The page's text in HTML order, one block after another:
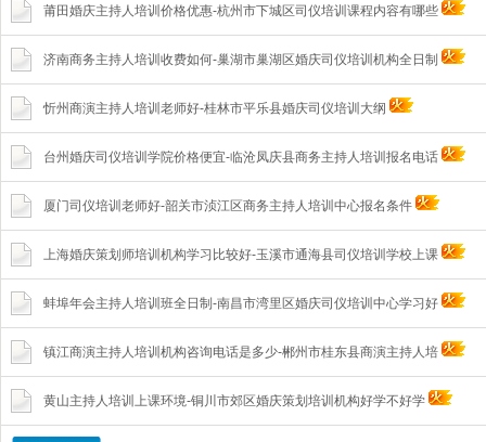
莆田婚庆主持人培训价格优惠-杭州市下城区司仪培训课程内容有哪些
济南商务主持人培训收费如何-巢湖市巢湖区婚庆司仪培训机构全日制
忻州商演主持人培训老师好-桂林市平乐县婚庆司仪培训大纲
台州婚庆司仪培训学院价格便宜-临沧凤庆县商务主持人培训报名电话
厦门司仪培训老师好-韶关市浈江区商务主持人培训中心报名条件
上海婚庆策划师培训机构学习比较好-玉溪市通海县司仪培训学校上课
蚌埠年会主持人培训班全日制-南昌市湾里区婚庆司仪培训中心学习好
镇江商演主持人培训机构咨询电话是多少-郴州市桂东县商演主持人培
黄山主持人培训上课环境-铜川市郊区婚庆策划培训机构好学不好学